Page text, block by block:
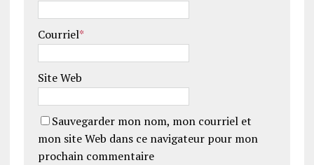
Courriel*
Site Web
Sauvegarder mon nom, mon courriel et
mon site Web dans ce navigateur pour mon
prochain commentaire